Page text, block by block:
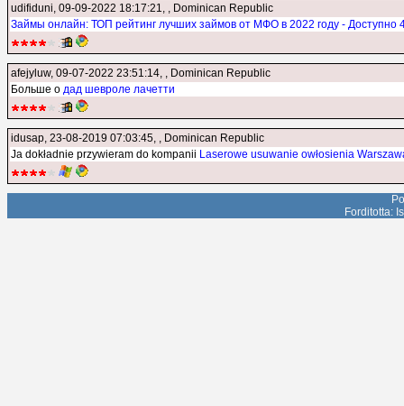
udifiduni, 09-09-2022 18:17:21, , Dominican Republic
Займы онлайн: ТОП рейтинг лучших займов от МФО в 2022 году - Доступно
afejyluw, 09-07-2022 23:51:14, , Dominican Republic
Больше о дад шевроле лачетти
idusap, 23-08-2019 07:03:45, , Dominican Republic
Ja dokładnie przywieram do kompanii Laserowe usuwanie owłosienia
Forditotta: